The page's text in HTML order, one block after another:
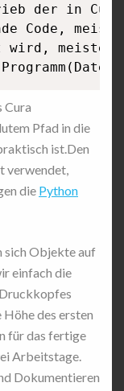
der in
Code,
wird,
Cura
Pfad in die
ist.Den
verwendet,
die Python
sich Objekte auf
einfach die
des ersten
für das fertige
Arbeitstage.
Dokumentieren